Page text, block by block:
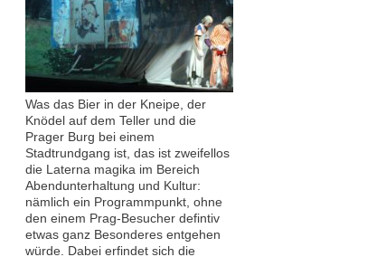
Was das Bier in der Kneipe, der
Knödel auf dem Teller und die
Prager Burg bei einem
Stadtrundgang ist, das ist zweifellos
die Laterna magika im Bereich
Abendunterhaltung und Kultur:
nämlich ein Programmpunkt, ohne
den einem Prag-Besucher defintiv
etwas ganz Besonderes entgehen
würde. Dabei erfindet sich die